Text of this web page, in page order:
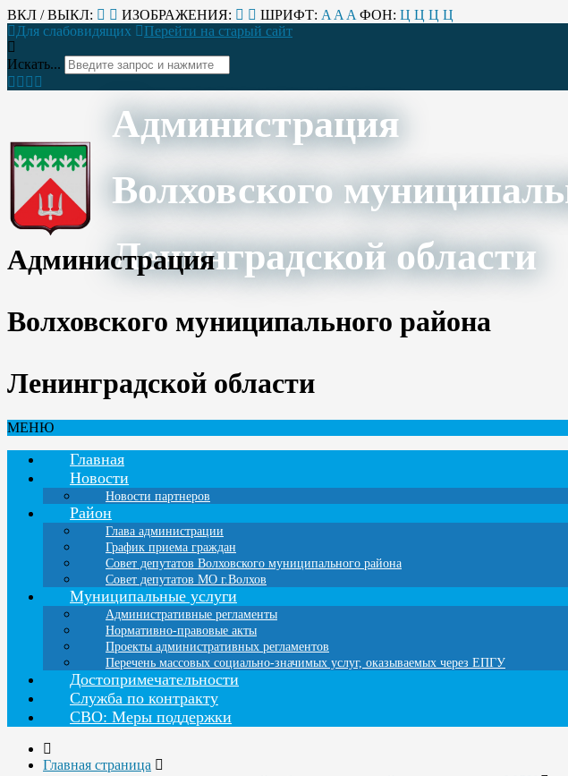
ВКЛ / ВЫКЛ: ИЗОБРАЖЕНИЯ: ШРИФТ: A A A ФОН: Ц Ц Ц Ц
Для слабовидящих
Перейти на старый сайт
Искать...
Администрация
Волховского
Ленинградской области
Администрация
Волховского муниципального района
Ленинградской области
МЕНЮ
Главная
Новости
Новости партнеров
Район
Глава администрации
График приема граждан
Совет депутатов Волховского муниципального района
Совет депутатов МО г.Волхов
Муниципальные услуги
Административные регламенты
Нормативно-правовые акты
Проекты административных регламентов
Перечень массовых социально-значимых услуг, оказываемых через ЕПГУ
Достопримечательности
Служба по контракту
СВО: Меры поддержки
Главная страница